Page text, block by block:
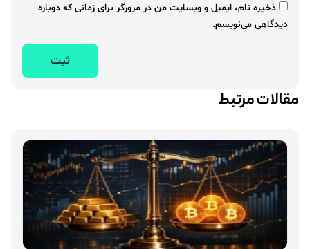
ذخیره نام، ایمیل و وبسایت من در مرورگر برای زمانی که دوباره
دیدگاهی می‌نویسم.
مقالات مرتبط